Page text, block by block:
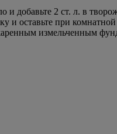
и добавьте 2 ст. л. в
и оставьте при
измельченным